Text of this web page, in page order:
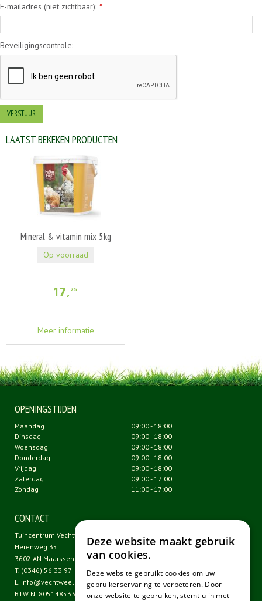
E-mailadres (niet zichtbaar): *
Beveiligingscontrole:
LAATST BEKEKEN PRODUCTEN
Mineral & vitamin mix 5kg
17,25
Meer informatie
Op voorraad
OPENINGSTIJDEN
Maandag
09:00 - 18:00
Dinsdag
09:00 - 18:00
Woensdag
09:00 - 18:00
Donderdag
09:00 - 18:00
Vrijdag
09:00 - 18:00
Zaterdag
09:00 - 17:00
Zondag
11:00 - 17:00
CONTACT
Tuincentrum Vechtweelde
Herenweg 35
3602 AN Maarssen
T. (0346) 56 33 97
E. info@vechtweelde.nl
BTW NL805148533B01
Deze website maakt gebruik
van cookies.
Deze website gebruikt cookies om uw
gebruikerservaring te verbeteren. Door
onze website te gebruiken, stemt u in met